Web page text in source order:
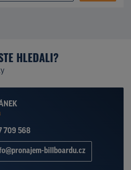
HLEDALI?
709 568
billboardu.cz